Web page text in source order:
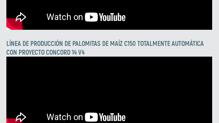
LÍNEA DE PRODUCCIÓN DE PALOMITAS DE MAÍZ C150 TOTALMENTE AUTOMÁTICA
CON PROYECTO CONCORD 14 V4